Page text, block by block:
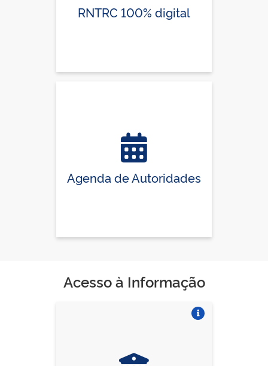
RNTRC 100% digital
Agenda de Autoridades
Acesso à Informação